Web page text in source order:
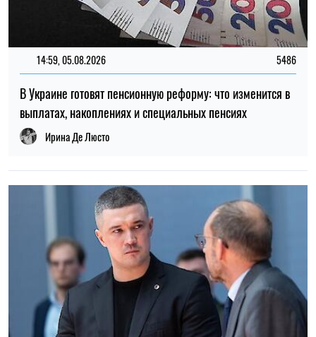
12:37, 31.07.2026
Федоров рассказал о конфликте вокруг реформ армии,
отношении к протестам и будущем войны – интервью NYT
Ирина Де Люсто